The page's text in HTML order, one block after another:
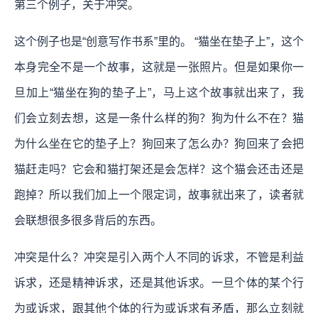
第三个例子，关于冲突。
这个例子也是“创意写作书系”里的。 “猫坐在垫子上”，这个
本身完全不是一个故事，这就是一张照片。但是如果你一
旦加上“猫坐在狗的垫子上”，马上这个故事就出来了，我
们会立刻去想，这是一条什么样的狗？狗为什么不在？猫
为什么坐在它的垫子上？狗回来了怎么办？狗回来了会把
猫赶走吗？它会和猫打架还是会怎样？这个猫会还击还是
跑掉？所以我们加上一个限定词，故事就出来了，读者就
会联想很多很多背后的东西。
冲突是什么？冲突是引入两个人不同的诉求，不管是利益
诉求，还是精神诉求，还是其他诉求。一旦个体的某个行
为或诉求，跟其他个体的行为或诉求有矛盾，那么立刻就